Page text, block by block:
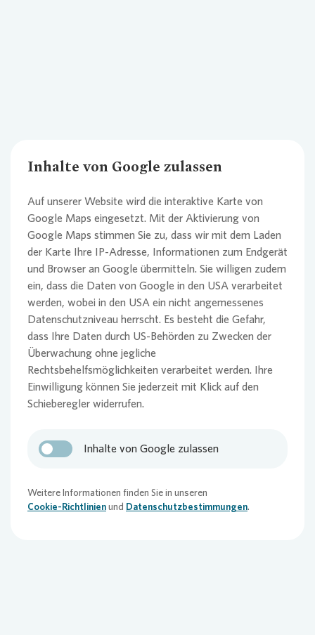
Loading...
Inhalte von Google zulassen
Auf unserer Website wird die interaktive Karte von
Google Maps eingesetzt. Mit der Aktivierung von
Google Maps stimmen Sie zu, dass wir mit dem Laden
der Karte Ihre IP-Adresse, Informationen zum Endgerät
und Browser an Google übermitteln. Sie willigen zudem
ein, dass die Daten von Google in den USA verarbeitet
werden, wobei in den USA ein nicht angemessenes
Datenschutzniveau herrscht. Es besteht die Gefahr,
dass Ihre Daten durch US-Behörden zu Zwecken der
Überwachung ohne jegliche
Rechtsbehelfsmöglichkeiten verarbeitet werden. Ihre
Einwilligung können Sie jederzeit mit Klick auf den
Schieberegler widerrufen.
Inhalte von Google zulassen
Weitere Informationen finden Sie in unseren
Cookie-Richtlinienund Datenschutzbestimmungen.